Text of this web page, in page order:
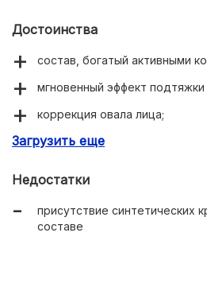
Достоинства
состав, богатый активными
мгновенный эффект подтяжки
коррекция овала лица;
глубокое увлажнение;
доступная цена;
Загрузить еще
Недостатки
присутствие синтетических
составе